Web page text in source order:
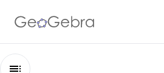
Google Classroom